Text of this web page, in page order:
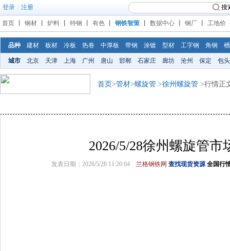
登录 注册 搜
首页 钢材 炉料 特钢 有色 钢铁智策 数据中心 钢厂 工地价
品种 建材 板材 冷板 热卷 中厚板 带钢 涂镀 型材 工字钢 角钢
城市 北京 天津 上海 广州 唐山 邯郸 石家庄 廊坊 沧州 保定 包头
首页>管材>螺旋管 >徐州螺旋管 >行情正
2026/5/28徐州螺旋管市
发表日期：2026/5/28 11:20:04 兰格钢铁网 查找现货资源 全国行